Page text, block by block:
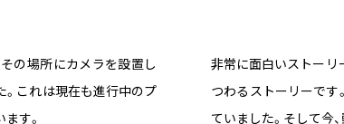
の場所にカメラを設置し
。これは現在も進行中のプ
す。
非常に面白いストーリ
つわるストーリーです
ていました。そして今